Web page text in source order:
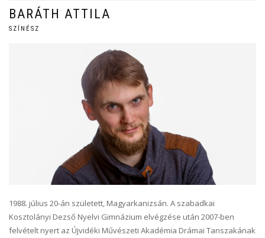
BARÁTH ATTILA
SZÍNÉSZ
1988. július 20-án született, Magyarkanizsán. A szabadkai
Kosztolányi Dezső Nyelvi Gimnázium elvégzése után 2007-ben
felvételt nyert az Újvidéki Művészeti Akadémia Drámai Tanszakának